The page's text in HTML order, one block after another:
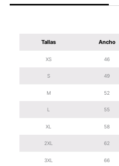
Tallas Ancho
XS 46
S 49
M 52
L 55
XL 58
2XL 62
3XL 66